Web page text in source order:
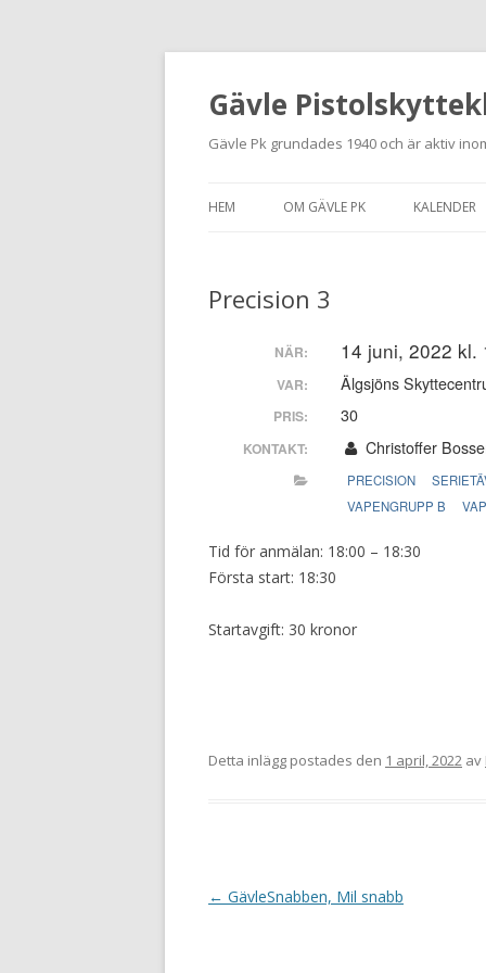
Gävle
Gävle Pk grundades 1940 och är aktiv
HEM OM GÄVLE PK
NYBÖRJARE
MEDLEMSANSÖKAN
KONTAKT
KALENDER
Precision 3
NÄR: 14 juni, 2022 kl.
VAR: Älgsjöns
PRIS: 30
KONTAKT: Christoffer
PRECISION
VAPENGRUPP B
Tid för anmälan: 18:00 – 18:30
Första start: 18:30
Startavgift: 30 kronor
Detta inlägg postades den 1 april, 2022 av
I← GävleSnabben, Mil snabb